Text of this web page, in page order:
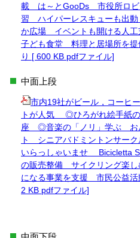
載 は～とGooDs 市役所ロ
習 ハイパーレスキューも出
か広場 イベントも開ける人
子ども食堂 料理と居場所
り [ 600 KB pdfファイル]
中面上段
市内19社がビール，コーヒ
トが人気 ◎ひろがれ絵手紙
座 ◎音楽の「ノリ」学ぶ お
ト シニアバドミントンサー
いらっしゃいませ Bicicletta
の販売整備 サイクリング楽
になる事業を支援 市民公益活
2 KB pdfファイル]